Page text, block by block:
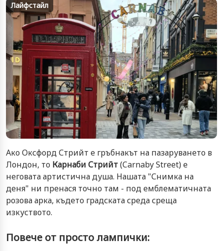
Лайфстайл
Ако Оксфорд Стрийт е гръбнакът на пазаруването в
Лондон, то Карнаби Стрийт(Carnaby Street) е
неговата артистична душа. Нашата "Снимка на
деня" ни пренася точно там - под емблематичната
розова арка, където градската среда среща
изкуството.
Повече от просто лампички: